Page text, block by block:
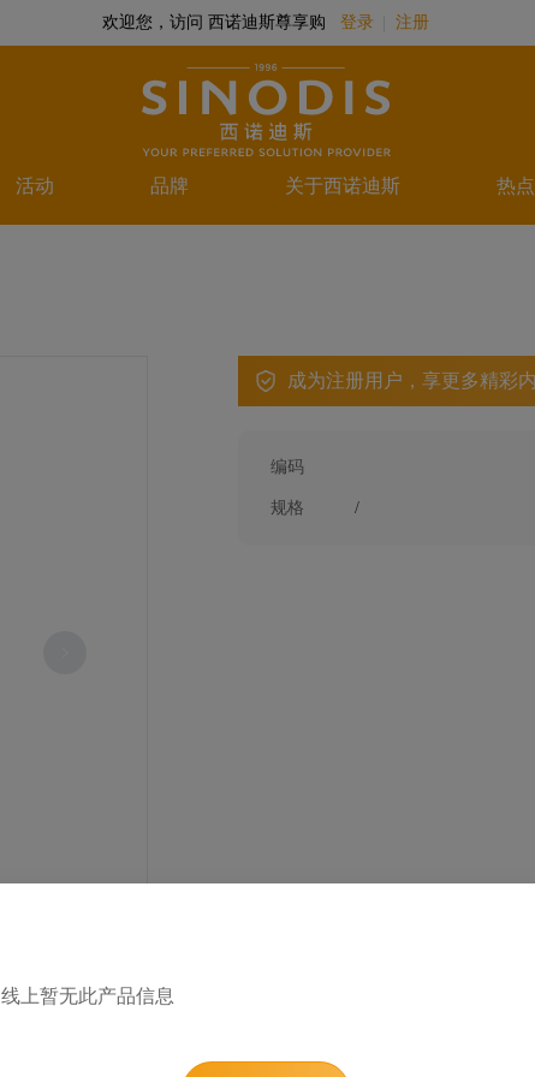
欢迎您，访问 西诺迪斯尊享购 登录 注册
活动 品牌 关于西诺迪斯 热
成为注册用户，享更多精彩
编码
规格 /
线上暂无此产品信息